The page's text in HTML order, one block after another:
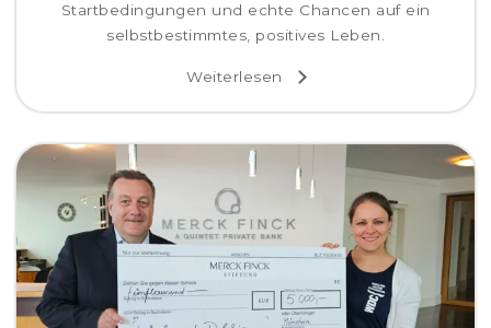
Startbedingungen und echte Chancen auf ein
selbstbestimmtes, positives Leben.
Weiterlesen